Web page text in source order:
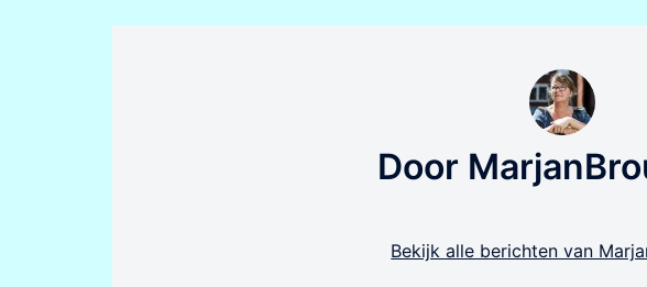
Door
Bekijk alle berichten van